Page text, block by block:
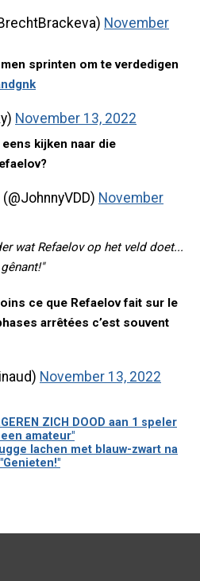
November
sprinten om te verdedigen
November 13, 2022
kijken naar die
November
wat Refaelov op het veld doet...
ce que Refaelov fait sur le
arrêtées c’est souvent
November 13, 2022
ZICH DOOD aan 1 speler
amateur"
lachen met blauw-zwart na